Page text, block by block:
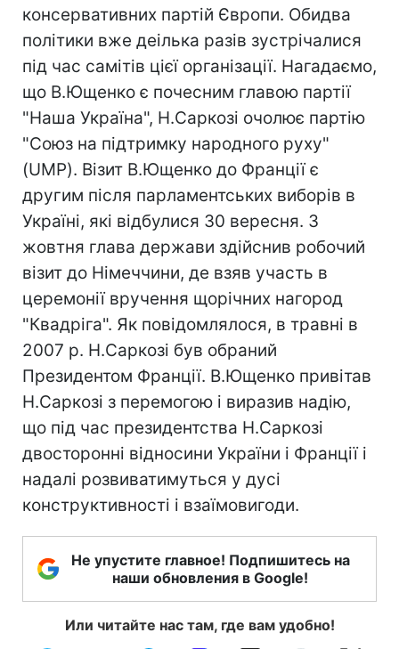
консервативних партій Європи. Обидва
політики вже деілька разів зустрічалися
під час самітів цієї організації. Нагадаємо,
що В.Ющенко є почесним главою партії
"Наша Україна", Н.Саркозі очолює партію
"Союз на підтримку народного руху"
(UMP). Візит В.Ющенко до Франції є
другим після парламентських виборів в
Україні, які відбулися 30 вересня. 3
жовтня глава держави здійснив робочий
візит до Німеччини, де взяв участь в
церемонії вручення щорічних нагород
"Квадріга". Як повідомлялося, в травні в
2007 р. Н.Саркозі був обраний
Президентом Франції. В.Ющенко привітав
Н.Саркозі з перемогою і виразив надію,
що під час президентства Н.Саркозі
двосторонні відносини України і Франції і
надалі розвиватимуться у дусі
конструктивності і взаїмовигоди.
Не упустите главное! Подпишитесь на
наши обновления в Google!
Или читайте нас там, где вам удобно!